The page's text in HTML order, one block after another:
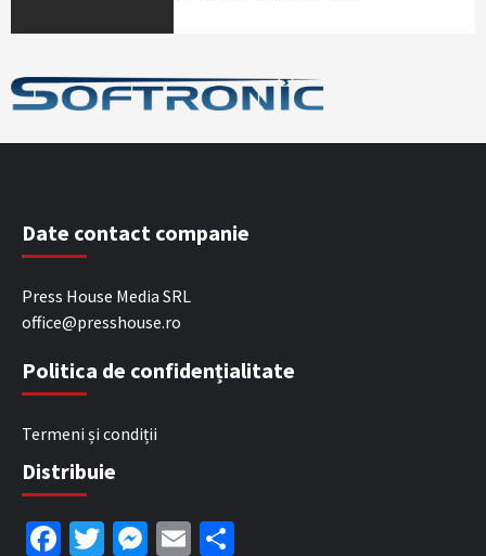
Date contact companie
Press House Media SRL
office@presshouse.ro
Politica de confidențialitate
Termeni și condiții
Distribuie
Facebook
Twitter
Messenger
Email